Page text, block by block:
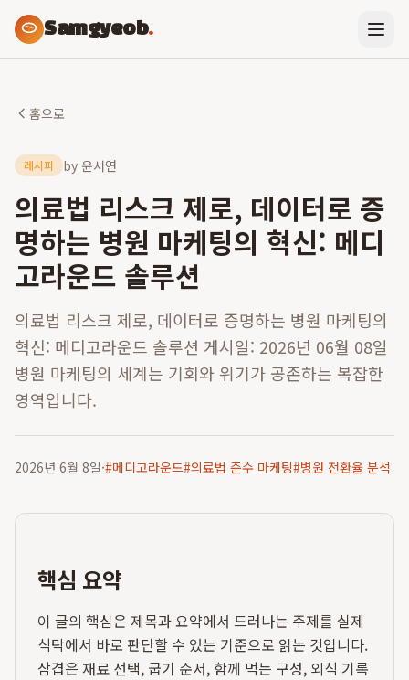
Samgyeob.
홈으로
레시피 by 윤서연
의료법 리스크 제로, 데이터로 증
명하는 병원 마케팅의 혁신: 메디
고라운드 솔루션
의료법 리스크 제로, 데이터로 증명하는 병원 마케팅의
혁신: 메디고라운드 솔루션 게시일: 2026년 06월 08일
병원 마케팅의 세계는 기회와 위기가 공존하는 복잡한
영역입니다.
2026년 6월 8일·#메디고라운드#의료법 준수 마케팅#병원 전환율 분석
핵심 요약
이 글의 핵심은 제목과 요약에서 드러나는 주제를 실제
식탁에서 바로 판단할 수 있는 기준으로 읽는 것입니다.
삼겹은 재료 선택, 굽기 순서, 함께 먹는 구성, 외식 기록